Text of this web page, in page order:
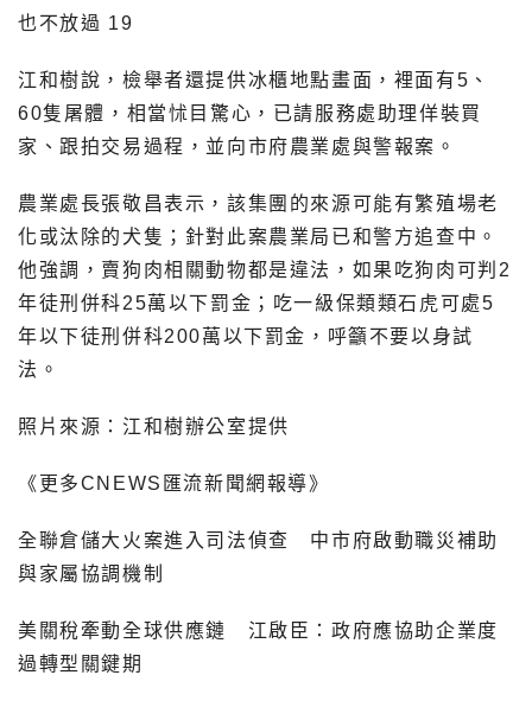
江和樹說，檢舉者還提供冰櫃地點畫面，裡面有5、
60隻屠體，相當怵目驚心，已請服務處助理佯裝買
家、跟拍交易過程，並向市府農業處與警報案。
農業處長張敬昌表示，該集團的來源可能有繁殖場老
化或汰除的犬隻；針對此案農業局已和警方追查中。
他強調，賣狗肉相關動物都是違法，如果吃狗肉可判2
年徒刑併科25萬以下罰金；吃一級保類類石虎可處5
年以下徒刑併科200萬以下罰金，呼籲不要以身試
法。
照片來源：江和樹辦公室提供
《更多CNEWS匯流新聞網報導》
全聯倉儲大火案進入司法偵查 中市府啟動職災補助
與家屬協調機制
美關稅牽動全球供應鏈 江啟臣：政府應協助企業度
過轉型關鍵期